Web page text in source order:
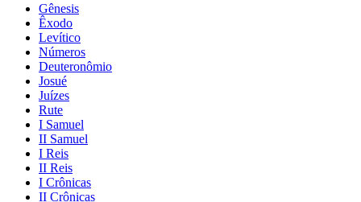
Gênesis
Êxodo
Levítico
Números
Deuteronômio
Josué
Juízes
Rute
I Samuel
II Samuel
I Reis
II Reis
I Crônicas
II Crônicas